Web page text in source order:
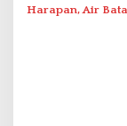
Harapan, Air